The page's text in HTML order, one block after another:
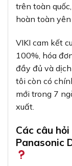
trên toàn
hoàn toàn
VIKI cam kết
100%, hóa
đầy đủ và
tôi còn có
mới trong 7
xuất.
Các câu
Panasonic